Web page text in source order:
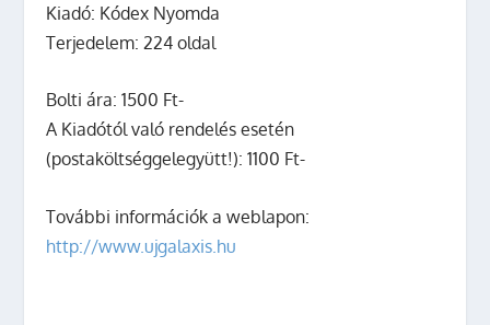
Kiadó: Kódex Nyomda
Terjedelem: 224 oldal
Bolti ára: 1500 Ft-
A Kiadótól való rendelés esetén
(postaköltséggelegyütt!): 1100 Ft-
További információk a weblapon:
http://www.ujgalaxis.hu